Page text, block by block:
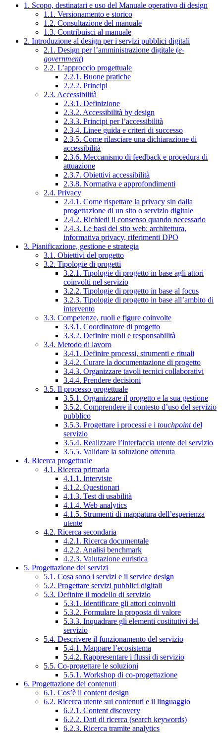
1. Scopo, destinatari e uso del Manuale operativo di design
1.1. Versionamento e storico
1.2. Consultazione del manuale
1.3. Contribuisci al manuale
2. Introduzione al design per i servizi pubblici digitali
2.1. Design per l’amministrazione digitale (e-
government)
2.2. L’approccio progettuale
2.2.1. Buone pratiche
2.2.2. Principi
2.3. Accessibilità
2.3.1. Definizione
2.3.2. Accessibilità by design
2.3.3. Principi per l’accessibilità
2.3.4. Linee guida e criteri di successo
2.3.5. Come rilasciare una dichiarazione di
accessibilità
2.3.6. Meccanismo di feedback e procedura di
attuazione
2.3.7. Obiettivi accessibilità
2.3.8. Normativa e approfondimenti
2.4. Privacy
2.4.1. Come rispettare la privacy sin dalla
progettazione di un sito o servizio digitale
2.4.2. Richiedi il consenso quando necessario
2.4.3. Le basi del sito web: architettura,
informativa privacy, riferimenti DPO
3. Pianificazione, gestione e strategia
3.1. Obiettivi del progetto
3.2. Tipologie di progetti
3.2.1. Tipologie di progetto in base agli attori
coinvolti nel servizio
3.2.2. Tipologie di progetto in base al focus
3.2.3. Tipologie di progetto in base all’ambito di
intervento
3.3. Competenze, ruoli e figure coinvolte
3.3.1. Coordinatore di progetto
3.3.2. Definire ruoli e responsabilità
3.4. Metodo di lavoro
3.4.1. Definire processi, strumenti e rituali
3.4.2. Curare la documentazione di progetto
3.4.3. Organizzare tavoli tecnici collaborativi
3.4.4. Prendere decisioni
3.5. Il processo progettuale
3.5.1. Organizzare il progetto e la sua gestione
3.5.2. Comprendere il contesto d’uso del servizio
pubblico
3.5.3. Progettare i processi e i touchpointdel
servizio
3.5.4. Realizzare l’interfaccia utente del servizio
3.5.5. Validare la soluzione ottenuta
4. Ricerca progettuale
4.1. Ricerca primaria
4.1.1. Interviste
4.1.2. Questionari
4.1.3. Test di usabilità
4.1.4. Web analytics
4.1.5. Strumenti di mappatura dell’esperienza
utente
4.2. Ricerca secondaria
4.2.1. Ricerca documentale
4.2.2. Analisi benchmark
4.2.3. Valutazione euristica
5. Progettazione dei servizi
5.1. Cosa sono i servizi e il service design
5.2. Progettare servizi pubblici digitali
5.3. Definire il modello di servizio
5.3.1. Identificare gli attori coinvolti
5.3.2. Formulare la proposta di valore
5.3.3. Inquadrare gli elementi costitutivi del
servizio
5.4. Descrivere il funzionamento del servizio
5.4.1. Mappare l’ecosistema
5.4.2. Rappresentare i flussi di servizio
5.5. Co-progettare le soluzioni
5.5.1. Workshop di co-progettazione
6. Progettazione dei contenuti
6.1. Cos’è il content design
6.2. Ricerca utente sui contenuti e il linguaggio
6.2.1. Content discovery
6.2.2. Dati di ricerca (search keywords)
6.2.3. Ricerca tramite analytics